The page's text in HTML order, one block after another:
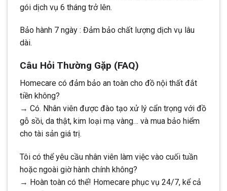
gói dịch vụ 6 tháng trở lên.
Bảo hành 7 ngày : Đảm bảo chất lượng dịch vụ lâu
dài.
Câu Hỏi Thường Gặp (FAQ)
Homecare có đảm bảo an toàn cho đồ nội thất đắt
tiền không?
→ Có. Nhân viên được đào tạo xử lý cẩn trọng với đồ
gỗ sồi, da thật, kim loại mạ vàng… và mua bảo hiểm
cho tài sản giá trị.
Tôi có thể yêu cầu nhân viên làm việc vào cuối tuần
hoặc ngoài giờ hành chính không?
→ Hoàn toàn có thể! Homecare phục vụ 24/7, kể cả